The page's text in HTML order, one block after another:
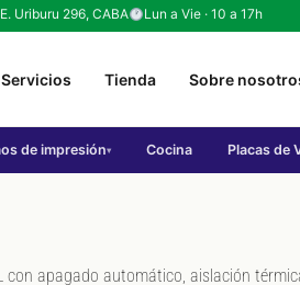
Uriburu 296, CABA Lun a Vie · 10 a 17h
Servicios Tienda Sobre
de impresión▾ Cocina Placas de
con apagado automático, aislación